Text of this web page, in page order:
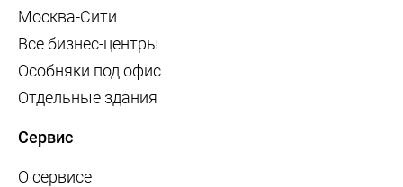
Москва-Сити
Все бизнес-центры
Особняки под офис
Отдельные здания
Сервис
О сервисе